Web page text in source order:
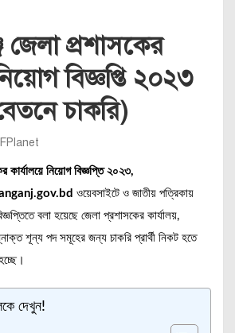
জেলা প্রশাসকের
বিজ্ঞপ্তি ২০২৩
চাকরি)
কার্যালয়ে নিয়োগ বিজ্ঞপ্তি ২০২৩,
ওয়েবসাইটে ও জাতীয় পত্রিকায়
বলা হয়েছে জেলা প্রশাসকের কার্যালয়,
শূন্য পদ সমূহের জন্য চাকরি প্রার্থী নিকট হতে
দেখুন!